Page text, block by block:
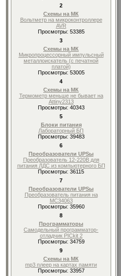
2
Схемы на МК
Вольтметр на микроконтроллере
AVR
Просмотры: 53385
3
Схемы на МК
Микропроцессорный импульсный
металлоискатель (с печатной
платой)
Просмотры: 53005
4
Схемы на МК
Термометр меньше не бывает на
Attiny2313
Просмотры: 40343
5
Блоки питания
Лабораторный БП
Просмотры: 39483
6
Преобразователи UPSы
Преобразователь 12-220В для
питания ЛДС из компьютерного БП
Просмотры: 36115
7
Преобразователи UPSы
Преобразователь питания на
MC34063
Просмотры: 35960
8
Программаторы
Самодельный программатор-
отладчик PICkit 2
Просмотры: 34759
9
Схемы на МК
mp3 плеер на картах памяти
Просмотры: 33957